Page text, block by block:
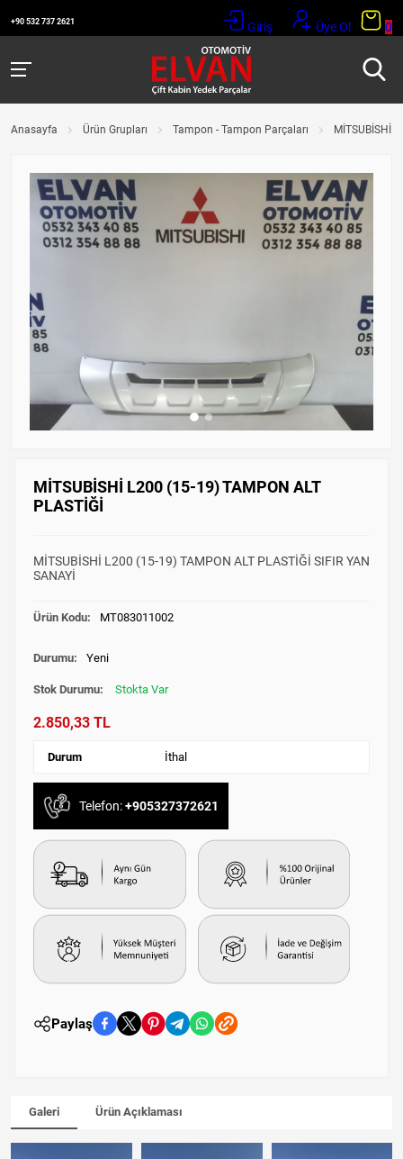
+90 532 737 2621 Giriş Üye Ol 0
Anasayfa Ürün Grupları Tampon - Tampon Parçaları MİTSUBİSHİ
MİTSUBİSHİ L200 (15-19) TAMPON ALT
PLASTİĞİ
MİTSUBİSHİ L200 (15-19) TAMPON ALT PLASTİĞİ SIFIR YAN
SANAYİ
Ürün Kodu: MT083011002
Durumu: Yeni
Stok Durumu: Stokta Var
2.850,33 TL
Durum İthal
Telefon:+905327372621
Paylaş
Galeri Ürün Açıklaması